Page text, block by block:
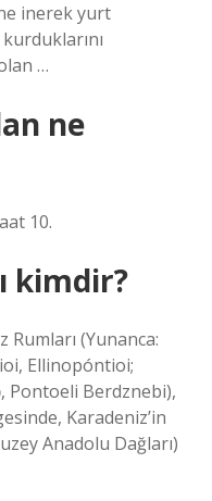
inerek yurt
…
ne
10.
kimdir?
Rumları (Yunanca:
Ellinopóntioi;
Pontoeli Berdznebi),
Karadeniz’in
Anadolu Dağları)